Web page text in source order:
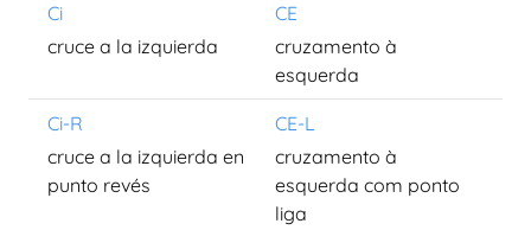
Ci
CE
cruce a la izquierda
cruzamento à
esquerda
Ci-R
CE-L
cruce a la izquierda en
punto revés
cruzamento à
esquerda com ponto
liga